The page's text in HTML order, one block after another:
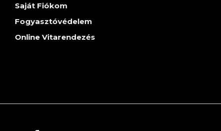
Saját Fiókom
Fogyasztóvédelem
Online Vitarendezés